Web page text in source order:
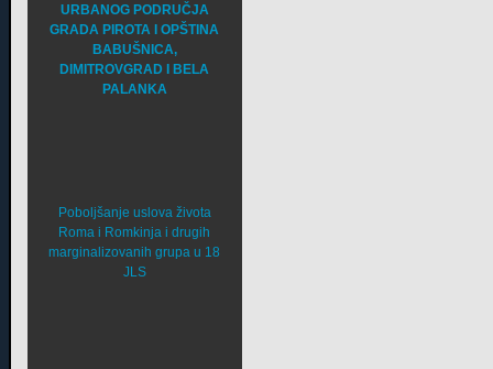
URBANOG PODRUČJA
GRADA PIROTA I OPŠTINA
BABUŠNICA,
DIMITROVGRAD I BELA
PALANKA
Poboljšanje uslova života
Roma i Romkinja i drugih
marginalizovanih grupa u 18
JLS